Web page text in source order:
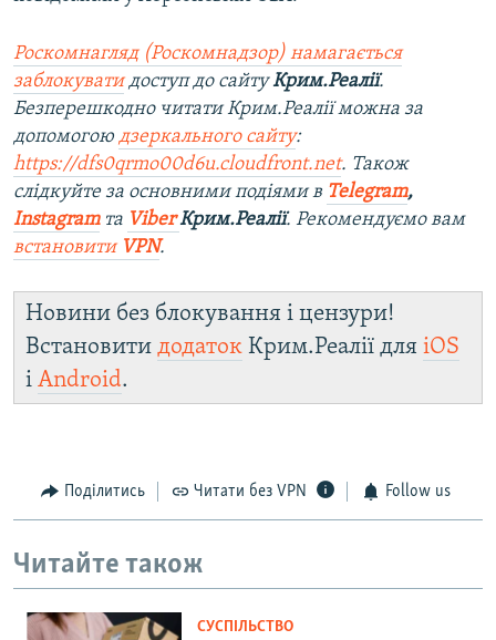
Роскомнагляд (Роскомнадзор) намагається
заблокуватидоступ до сайтуКрим.Реалії.
Безперешкодно читати Крим.Реалії можна за
допомогою дзеркального сайту:
https://dfs0qrmo00d6u.cloudfront.net. Також
слідкуйте за основними подіями в Telegram,
Instagramта ViberКрим.Реалії. Рекомендуємо вам
встановити VPN.
Новини без блокування і цензури!
Встановити додаток Крим.Реалії для iOS
і Android.
Поділитись Читати без VPN Follow us
Читайте також
СУСПІЛЬСТВО